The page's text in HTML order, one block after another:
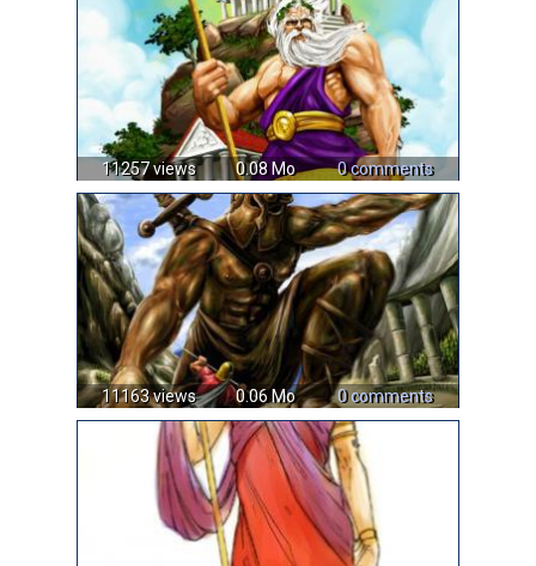
11257 views 0.08 Mo 0 comments
11163 views 0.06 Mo 0 comments